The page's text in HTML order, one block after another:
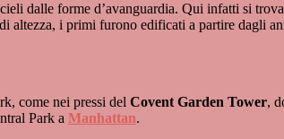
dalle forme d’avanguardia. Qui infatti si
i primi furono edificati a partire dagli
come nei pressi del Covent Garden Tower,
Park a Manhattan.